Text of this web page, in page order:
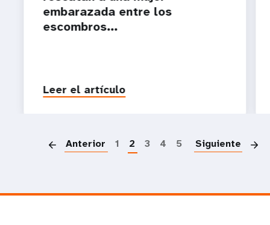
embarazada entre los
escombros...
Leer el artículo
Anterior 1 2 3 4 5 Siguiente